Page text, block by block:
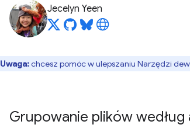
Jecelyn Yeen
Uwaga:chcesz pomóc w ulepszaniu Narzędzi
Grupowanie plików według